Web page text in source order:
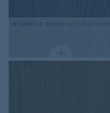
63666FL1 indigo ash (75x15 cm)